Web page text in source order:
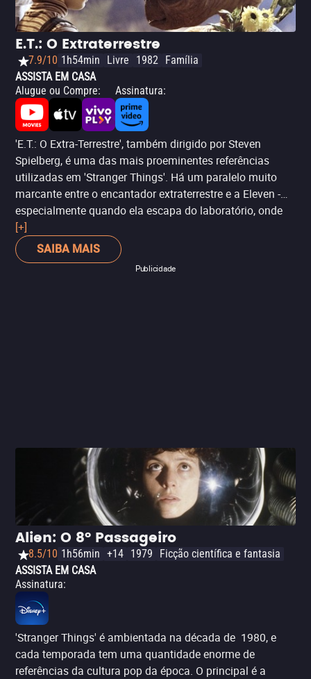
Sean Astin, interpretou Bob Newby, namorado da mãe do
Will, a Joyce (Winona Ryder), na segunda temporada de
'Stranger Things'. Vamos ser honestos, muita nostalgia.
E, ah, 'Os Goonies' também foi produzido por Steven
Spielberg.
E.T.: O Extraterrestre
7.9/10 1h54min Livre 1982 Família
ASSISTA EM CASA
Alugue ou Compre: Assinatura:
'E.T.: O Extra-Terrestre', também dirigido por Steven
Spielberg, é uma das mais proeminentes referências
utilizadas em 'Stranger Things'. Há um paralelo muito
marcante entre o encantador extraterrestre e a Eleven -
especialmente quando ela escapa do laboratório, onde
estava confinada, para mais tarde ter um encontro com
Mike, Dustin e Lucas, que estavam à procura de Will. A
primeira abordagem de Eleven ao mundo exterior não só
[+]
SAIBA MAIS
Publicidade
Alien: O 8º Passageiro
8.5/10 1h56min +14 1979
Ficção científica e fantasia
ASSISTA EM CASA
Assinatura:
'Stranger Things' é ambientada na década de 1980, e
cada temporada tem uma quantidade enorme de
referências da cultura pop da época. O principal é a